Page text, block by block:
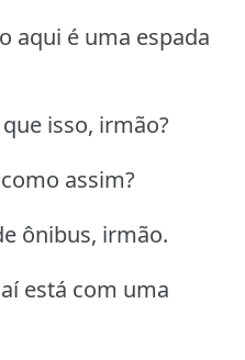
aqui é uma espada
isso, irmão?
assim?
ônibus, irmão.
está com uma